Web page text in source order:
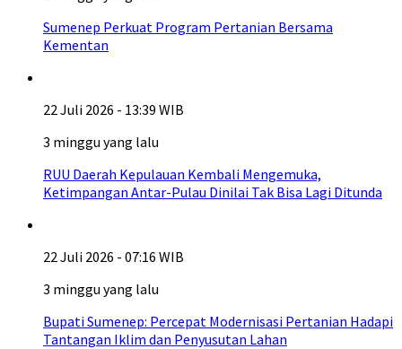
Sumenep Perkuat Program Pertanian Bersama
Kementan
22 Juli 2026 - 13:39 WIB
3 minggu yang lalu
RUU Daerah Kepulauan Kembali Mengemuka,
Ketimpangan Antar-Pulau Dinilai Tak Bisa Lagi Ditunda
22 Juli 2026 - 07:16 WIB
3 minggu yang lalu
Bupati Sumenep: Percepat Modernisasi Pertanian Hadapi
Tantangan Iklim dan Penyusutan Lahan